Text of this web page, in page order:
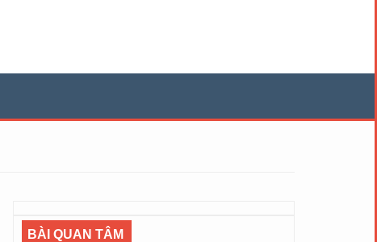
BÀI QUAN TÂM